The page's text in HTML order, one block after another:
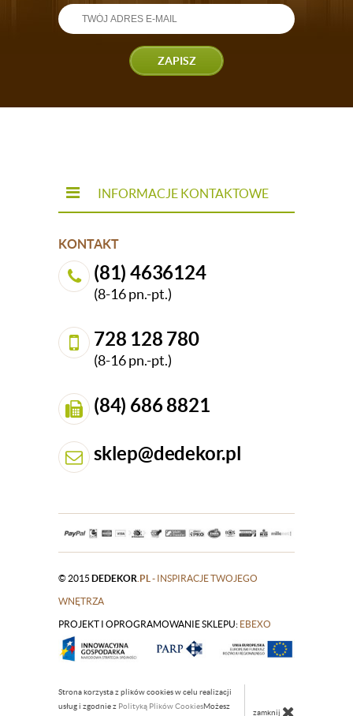
ZAPISZ
INFORMACJE KONTAKTOWE
KONTAKT
(81) 4636124
(8-16 pn.-pt.)
728 128 780
(8-16 pn.-pt.)
(84) 686 8821
sklep@dedekor.pl
© 2015 DEDEKOR .PL - INSPIRACJE TWOJEGO
WNĘTRZA
|
PROJEKT I OPROGRAMOWANIE SKLEPU: EBEXO
Strona korzysta z plików cookies w celu realizacji
usług i zgodnie z Polityką Plików CookiesMożesz
zamknij